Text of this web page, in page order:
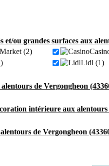
et/ou grandes surfaces aux
(2)
Lidl (1)
de Vergongheon
intérieure aux
de Vergongheon